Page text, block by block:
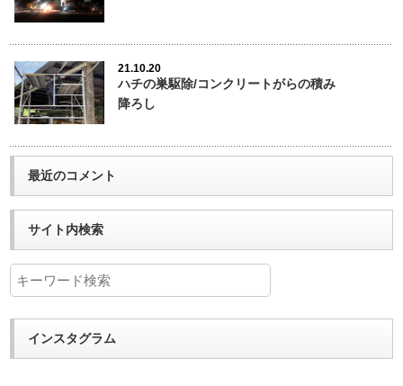
21.10.20
ハチの巣駆除/コンクリートがらの積み
降ろし
最近のコメント
サイト内検索
インスタグラム